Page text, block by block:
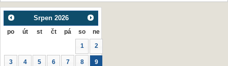
Srpen 2026
po út st čt pá so ne
1 2
3 4 5 6 7 8 9